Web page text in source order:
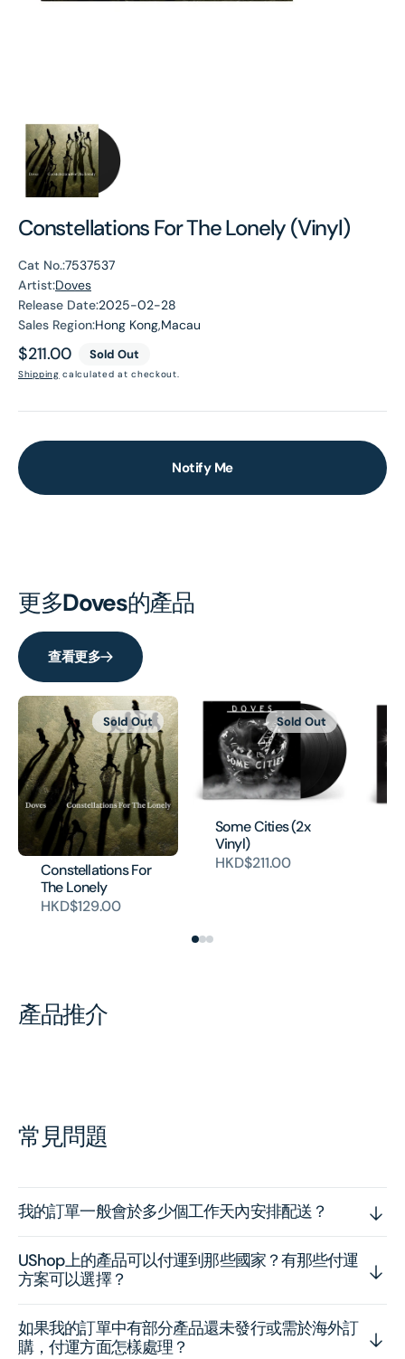
Constellations For The Lonely (Vinyl)
Cat No.:7537537
Artist:Doves
Release Date:2025-02-28
Sales Region:Hong Kong,Macau
Regular
price
$211.00 Sold Out
Shipping calculated at checkout.
Notify Me
更多Doves的產品
查看更多
Constellations For
The Lonely
HKD$129.00
Sold Out
Some Cities (2x
Vinyl)
HKD$211.00
Sold Out
產品推介
常見問題
我的訂單一般會於多少個工作天內安排配送？
UShop上的產品可以付運到那些國家？有那些付運
方案可以選擇？
如果我的訂單中有部分產品還未發行或需於海外訂
購，付運方面怎樣處理？